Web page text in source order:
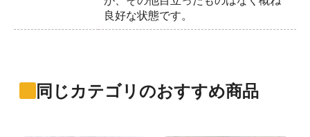
良好な状態です。
同じカテゴリのおすすめ商品